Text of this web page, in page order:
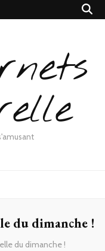
du dimanche !
du dimanche !